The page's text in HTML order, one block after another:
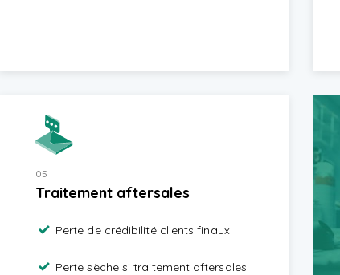
05
Traitement aftersales
Perte de crédibilité clients finaux
Perte sèche si traitement aftersales